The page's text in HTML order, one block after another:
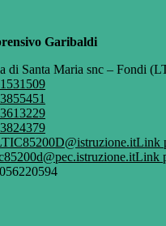
Garibaldi
di Santa Maria snc – Fondi
Link
Link